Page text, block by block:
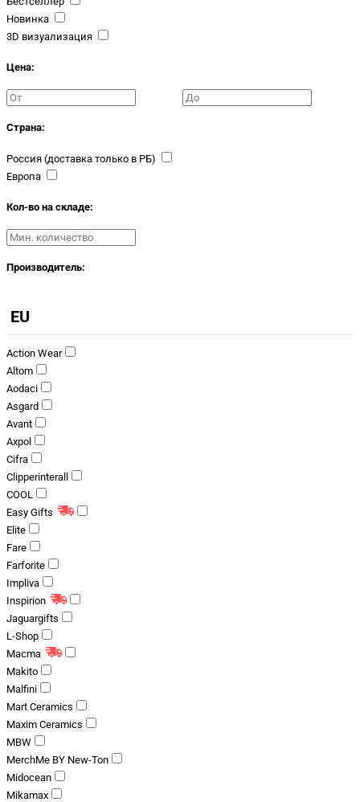
Новинка
3D визуализация
Цена:
Страна:
Россия (доставка только в РБ)
Европа
Кол-во на складе:
Производитель:
EU
Action Wear
Altom
Aodaci
Asgard
Avant
Axpol
Cifra
Clipperinterall
COOL
Easy Gifts
Elite
Fare
Farforite
Impliva
Inspirion
Jaguargifts
L-Shop
Macma
Makito
Malfini
Mart Ceramics
Maxim Ceramics
MBW
MerchMe BY New-Ton
Midocean
Mikamax